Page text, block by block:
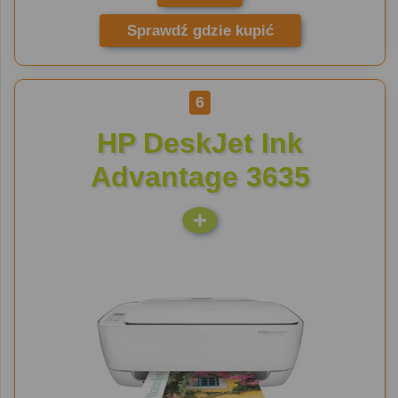
Sprawdź gdzie kupić
6
HP DeskJet Ink
Advantage 3635